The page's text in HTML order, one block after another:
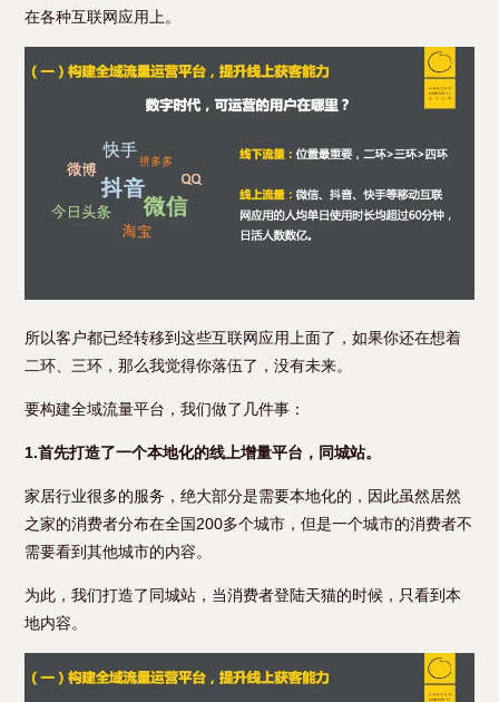
在各种互联网应用上。
所以客户都已经转移到这些互联网应用上面了，如果你还在想着
二环、三环，那么我觉得你落伍了，没有未来。
要构建全域流量平台，我们做了几件事：
1.首先打造了一个本地化的线上增量平台，同城站。
家居行业很多的服务，绝大部分是需要本地化的，因此虽然居然
之家的消费者分布在全国200多个城市，但是一个城市的消费者不
需要看到其他城市的内容。
为此，我们打造了同城站，当消费者登陆天猫的时候，只看到本
地内容。